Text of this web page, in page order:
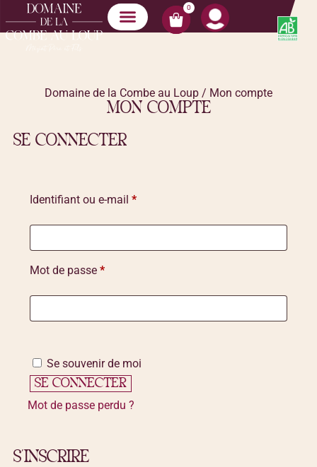
Domaine de la Combe au Loup / Mon compte
MON COMPTE
SE CONNECTER
Identifiant ou e-mail *
Mot de passe *
Se souvenir de moi
SE CONNECTER
Mot de passe perdu ?
S’INSCRIRE